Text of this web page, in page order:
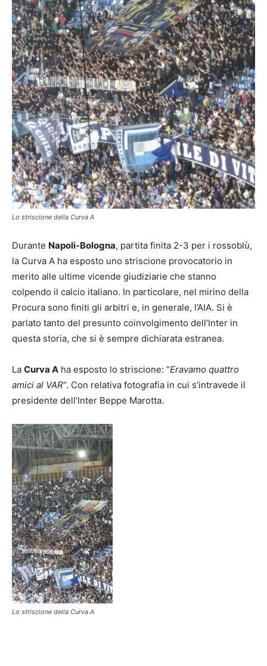
Lo striscione della Curva A
Durante Napoli-Bologna, partita finita 2-3 per i rossoblù,
la Curva A ha esposto uno striscione provocatorio in
merito alle ultime vicende giudiziarie che stanno
colpendo il calcio italiano. In particolare, nel mirino della
Procura sono finiti gli arbitri e, in generale, l’AIA. Si è
parlato tanto del presunto coinvolgimento dell’Inter in
questa storia, che si è sempre dichiarata estranea.
La Curva A ha esposto lo striscione: “Eravamo quattro
amici al VAR“. Con relativa fotografia in cui s’intravede il
presidente dell’Inter Beppe Marotta.
Lo striscione della Curva A